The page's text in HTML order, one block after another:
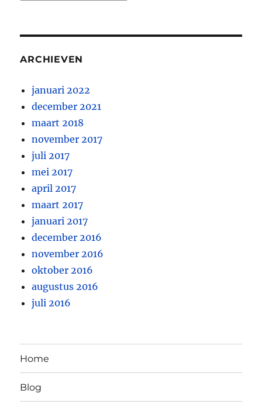
ARCHIEVEN
januari 2022
december 2021
maart 2018
november 2017
juli 2017
mei 2017
april 2017
maart 2017
januari 2017
december 2016
november 2016
oktober 2016
augustus 2016
juli 2016
Home
Blog